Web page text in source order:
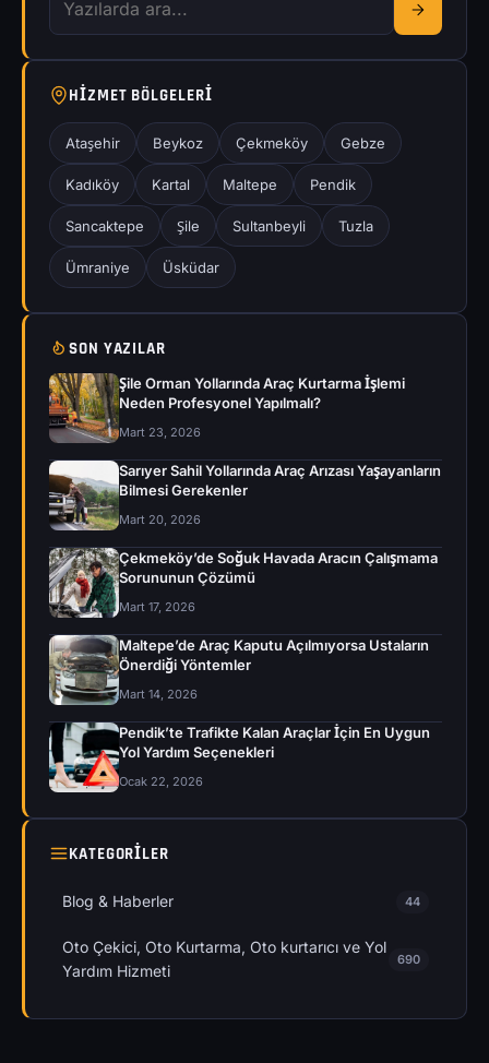
HIZMET BÖLGELERI
Ataşehir Beykoz Çekmeköy Gebze
Kadıköy Kartal Maltepe Pendik
Sancaktepe Şile Sultanbeyli Tuzla
Ümraniye Üsküdar
SON YAZILAR
Şile Orman Yollarında Araç Kurtarma İşlemi
Neden Profesyonel Yapılmalı?
Mart 23, 2026
Sarıyer Sahil Yollarında Araç Arızası Yaşayanların
Bilmesi Gerekenler
Mart 20, 2026
Çekmeköy’de Soğuk Havada Aracın Çalışmama
Sorununun Çözümü
Mart 17, 2026
Maltepe’de Araç Kaputu Açılmıyorsa Ustaların
Önerdiği Yöntemler
Mart 14, 2026
Pendik’te Trafikte Kalan Araçlar İçin En Uygun
Yol Yardım Seçenekleri
Ocak 22, 2026
KATEGORILER
Blog & Haberler 44
Oto Çekici, Oto Kurtarma, Oto kurtarıcı ve Yol
Yardım Hizmeti
690